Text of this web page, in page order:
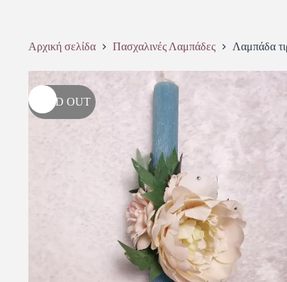
Αρχική σελίδα Πασχαλινές Λαμπάδες Λαμπάδα
SOLD OUT